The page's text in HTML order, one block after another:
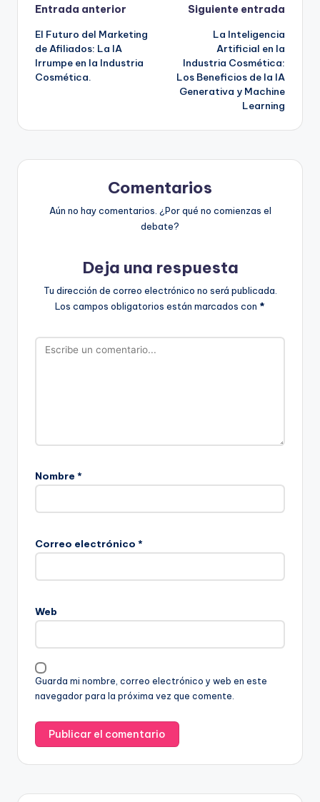
Navegación
de
entradas
Entrada anterior
El Futuro del Marketing
de Afiliados: La IA
Irrumpe en la Industria
Cosmética.
Siguiente entrada
La Inteligencia
Artificial en la
Industria Cosmética:
Los Beneficios de la IA
Generativa y Machine
Learning
Comentarios
Aún no hay comentarios. ¿Por qué no comienzas el
debate?
Deja una respuesta
Tu dirección de correo electrónico no será publicada.
Los campos obligatorios están marcados con *
Nombre *
Correo electrónico *
Web
Guarda mi nombre, correo electrónico y web en este
navegador para la próxima vez que comente.